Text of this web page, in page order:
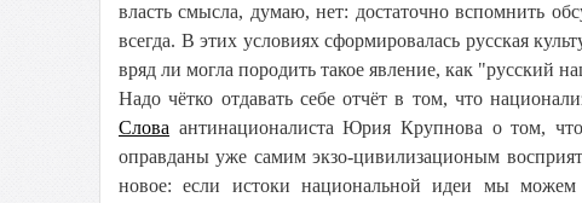
власть смысла, думаю, нет: достаточно вспомнить
всегда. В этих условиях сформировалась русская
вряд ли могла породить такое явление, как "русский
Надо чётко отдавать себе отчёт в том, что
Слова антинационалиста Юрия Крупнова о том,
оправданы уже самим экзо-цивилизационым
новое: если истоки национальной идеи мы